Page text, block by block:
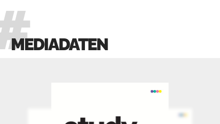
MEDIADATEN